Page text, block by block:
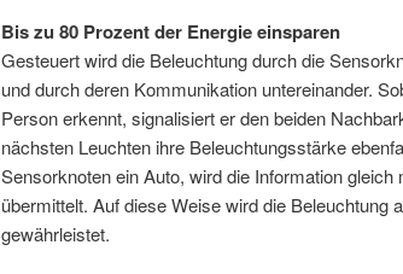
Bis zu 80 Prozent der Energie einsparen
Gesteuert wird die Beleuchtung durch die
und durch deren Kommunikation untereinander.
Person erkennt, signalisiert er den beiden
nächsten Leuchten ihre Beleuchtungsstärke
Sensorknoten ein Auto, wird die Information
übermittelt. Auf diese Weise wird die Beleuchtung
gewährleistet.